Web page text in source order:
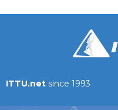
ITTU.net since 1993